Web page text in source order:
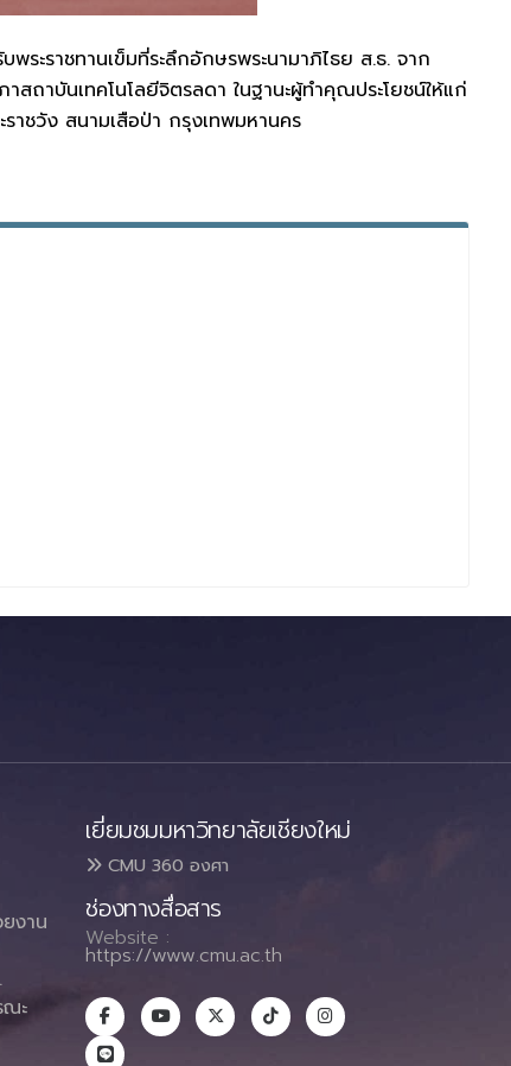
ระราชทานเข็มที่ระลึกอักษรพระนามาภิไธย ส.ธ. จาก
สถาบันเทคโนโลยีจิตรลดา ในฐานะผู้ทำคุณประโยชน์ให้แก่
าชวัง สนามเสือป่า กรุงเทพมหานคร
งาน
ณะ
เยี่ยมชมมหาวิทยาลัยเชียงใหม่
CMU 360 องศา
ช่องทางสื่อสาร
Website :
https://www.cmu.ac.th